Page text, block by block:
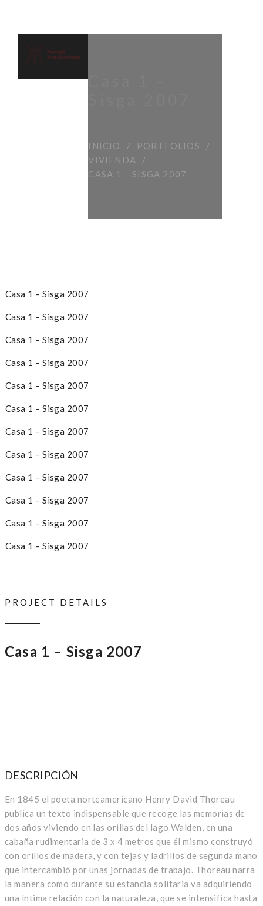
INICIO
PORTFOLIOS
VIVIENDA
CASA 1 – SISGA 2007
PROJECT DETAILS
Casa 1 – Sisga 2007
DESCRIPCIÓN
En 1845 el poeta norteamericano Henry David Thoreau
publica un texto indispensable que recoge las memorias de
dos años viviendo en las orillas del lago Walden, en una
cabaña rudimentaria de 3 x 4 metros que él mismo construyó
con orillos de madera, y con tejas y ladrillos de segunda mano
que intercambió por unas jornadas de trabajo. Thoreau narra
la manera como durante su estancia solitaria va adquiriendo
una íntima relación con la naturaleza, que se intensifica hasta